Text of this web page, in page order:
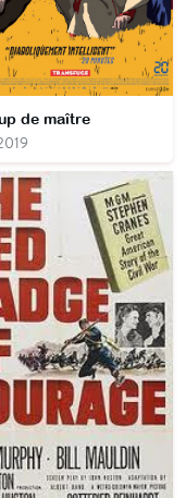
de maître